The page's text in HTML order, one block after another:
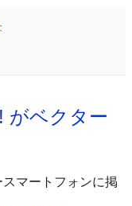
がベクター
マートフォンに掲